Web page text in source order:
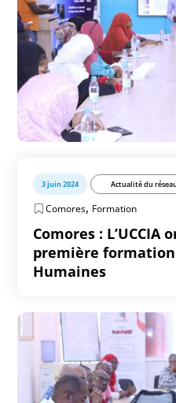
3 juin 2024 Actualité du réseau
Comores, Formation
Comores : L’UCCIA
première formation
Humaines